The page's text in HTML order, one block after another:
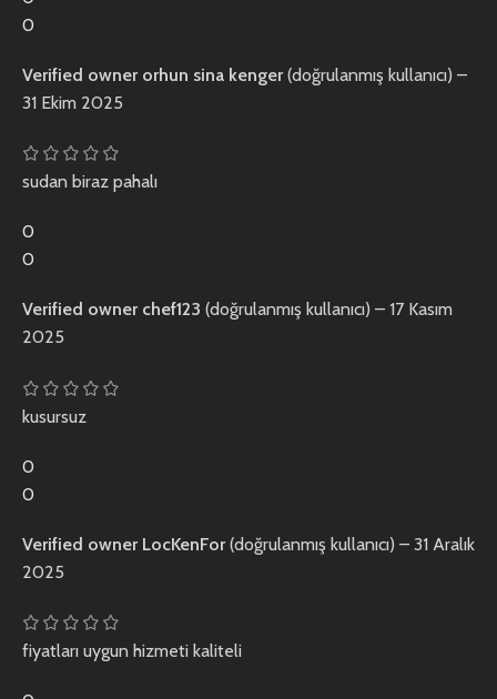
0
Verified owner orhun sina kenger(doğrulanmış kullanıcı) –
31 Ekim 2025
sudan biraz pahalı
0
0
Verified owner chef123 (doğrulanmış kullanıcı) – 17 Kasım
2025
kusursuz
0
0
Verified owner LocKenFor(doğrulanmış kullanıcı) – 31 Aralık
2025
fiyatları uygun hizmeti kaliteli